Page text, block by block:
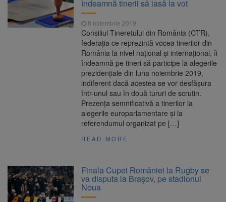
îndeamnă tinerii să iasă la vot
8 noiembrie 2019
Consiliul Tineretului din România (CTR),
federaţia ce reprezintă vocea tinerilor din
România la nivel naţional şi internaţional, îi
îndeamnă pe tineri să participe la alegerile
prezidenţiale din luna noiembrie 2019,
indiferent dacă acestea se vor desfăşura
într-unul sau în două tururi de scrutin.
Prezenţa semnificativă a tinerilor la
alegerile europarlamentare şi la
referendumul organizat pe […]
READ MORE
Finala Cupei României la Rugby se
va disputa la Braşov, pe stadionul
Noua